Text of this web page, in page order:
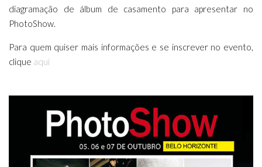
diagramação de álbum de casamento para apresentar no
PhotoShow.
Para quem quiser mais informações e se inscrever no evento,
clique aqui